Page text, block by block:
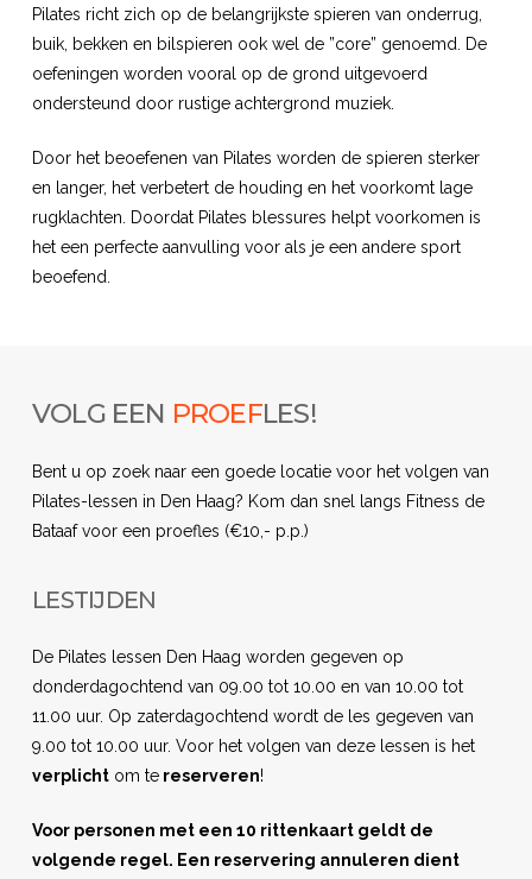
Pilates richt zich op de belangrijkste spieren van onderrug,
buik, bekken en bilspieren ook wel de ”core” genoemd. De
oefeningen worden vooral op de grond uitgevoerd
ondersteund door rustige achtergrond muziek.
Door het beoefenen van Pilates worden de spieren sterker
en langer, het verbetert de houding en het voorkomt lage
rugklachten. Doordat Pilates blessures helpt voorkomen is
het een perfecte aanvulling voor als je een andere sport
beoefend.
VOLG EEN PROEFLES!
Bent u op zoek naar een goede locatie voor het volgen van
Pilates-lessen in Den Haag? Kom dan snel langs Fitness de
Bataaf voor een proefles (€10,- p.p.)
LESTIJDEN
De Pilates lessen Den Haag worden gegeven op
donderdagochtend van 09.00 tot 10.00 en van 10.00 tot
11.00 uur. Op zaterdagochtend wordt de les gegeven van
9.00 tot 10.00 uur. Voor het volgen van deze lessen is het
verplichtom tereserveren!
Voor personen met een 10 rittenkaart geldt de
volgende regel. Een reservering annuleren dient